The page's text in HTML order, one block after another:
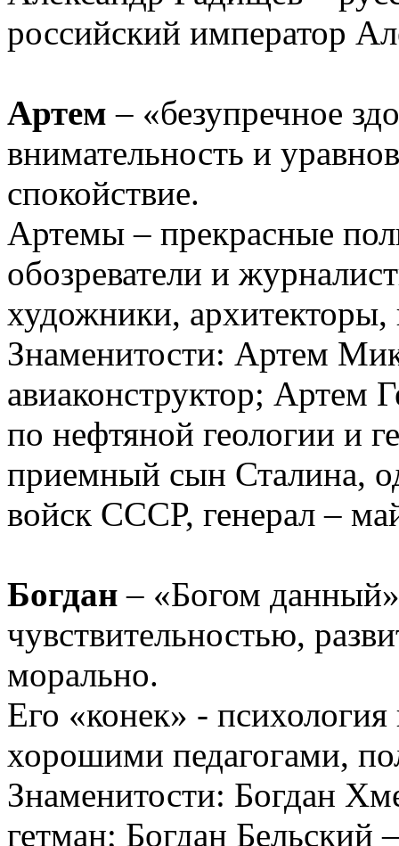
российский император
Артем– «безупречное
внимательность и
спокойствие.
Артемы – прекрасные
обозреватели и
художники,
Знаменитости: Артем
авиаконструктор; Артем
по нефтяной геологии и
приемный сын Сталина,
войск СССР, генерал –
Богдан – «Богом
чувствительностью,
морально.
Его «конек» -
хорошими педагогами,
Знаменитости: Богдан
гетман; Богдан Бельский